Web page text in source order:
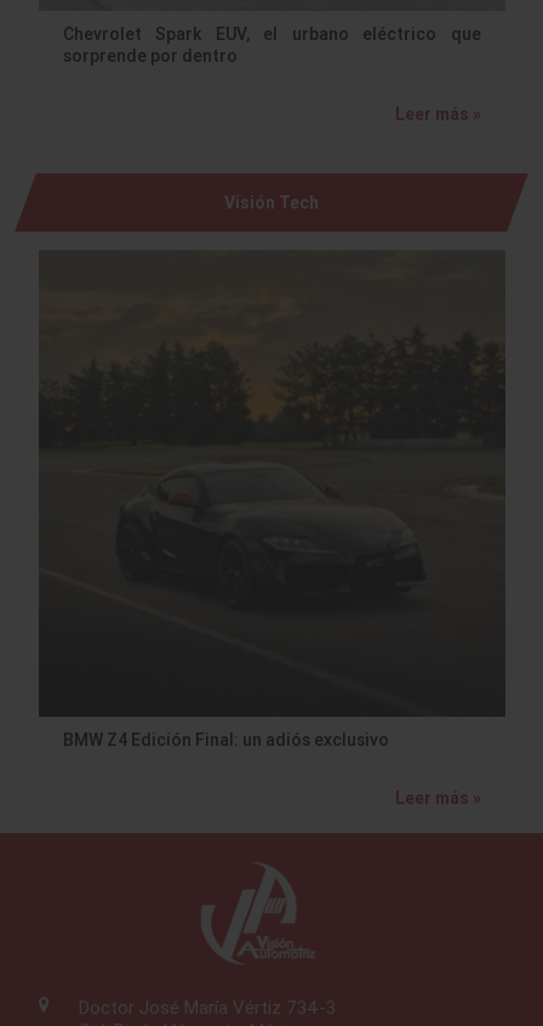
Chevrolet Spark EUV, el urbano eléctrico que
sorprende por dentro
Leer más »
Visión Tech
BMW Z4 Edición Final: un adiós exclusivo
Leer más »
Doctor José María Vértiz 734-3